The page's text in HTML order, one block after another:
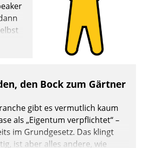
es den Bock zum Gärtner
gibt es vermutlich kaum
als „Eigentum verpflichtet“ –
im Grundgesetz. Das klingt
ist aber alles andere, wie